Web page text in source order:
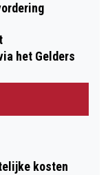
het Gelders
kosten